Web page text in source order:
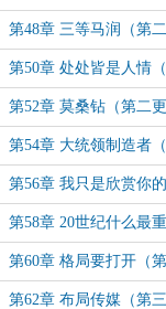
收藏）
第48章 三等马润（第
藏）
第50章 处处皆是人情
收藏）
第52章 莫桑钻（第二
第54章 大统领制造者
收藏）
第56章 我只是欣赏你
更，求收藏）
第58章 20世纪什么最
更，求收藏）
第60章 格局要打开（
藏）
第62章 布局传媒（第